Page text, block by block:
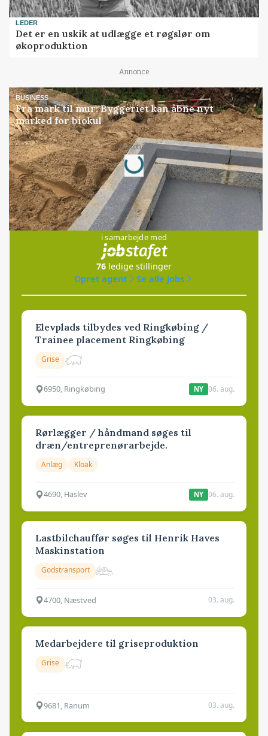
LEDER
Det er en uskik at udlægge et røgslør om
økoproduktion
Annonce
BUSINESS
Fra mark til mur: Byggeriet kan åbne nyt
marked for biokul
Annonce
Loading...
Jobs
i samarbejde med
76 ledige stillinger
Opret agent
Se alle jobs
Elevplads tilbydes ved Ringkøbing /
Trainee placement Ringkøbing
Grise
6950, Ringkøbing NY 06. aug.
Rørlægger / håndmand søges til
dræn/entreprenørarbejde.
Anlæg Kloak
4690, Haslev NY 06. aug.
Lastbilchauffør søges til Henrik Haves
Maskinstation
Godstransport
4700, Næstved 03. aug.
Medarbejdere til griseproduktion
Grise
9681, Ranum 03. aug.